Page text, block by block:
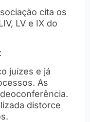
cita os
LV e IX do
juízes e já
As
distorce